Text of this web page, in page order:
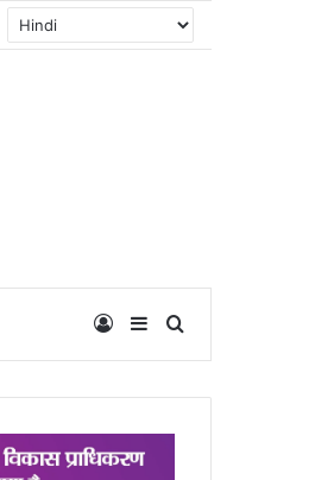
Log InSidebar